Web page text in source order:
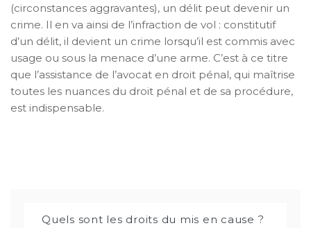
(circonstances aggravantes), un délit peut devenir un
crime. Il en va ainsi de l’infraction de vol : constitutif
d’un délit, il devient un crime lorsqu’il est commis avec
usage ou sous la menace d’une arme. C’est à ce titre
que l’assistance de l’avocat en droit pénal, qui maîtrise
toutes les nuances du droit pénal et de sa procédure,
est indispensable.
Quels sont les droits du mis en cause ?